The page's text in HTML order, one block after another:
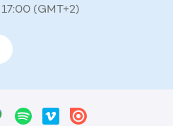
17:00 (GMT+2)